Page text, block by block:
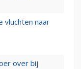
vluchten naar
over bij